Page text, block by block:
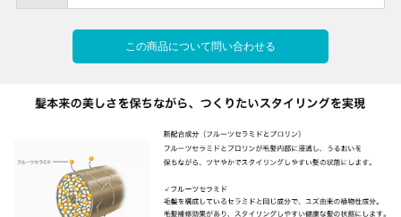
この商品について問い合わせる